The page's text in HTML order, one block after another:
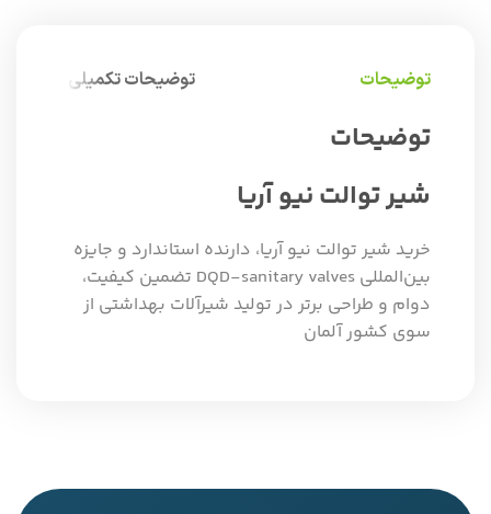
توضیحات توضیحات تکمیلی
توضیحات
شیر توالت نیو آریا
خرید شیر توالت نیو آریا، دارنده استاندارد و جایزه
بین‌المللی DQD-sanitary valves تضمین کیفیت،
دوام و طراحی برتر در تولید شیرآلات بهداشتی از
سوی کشور آلمان